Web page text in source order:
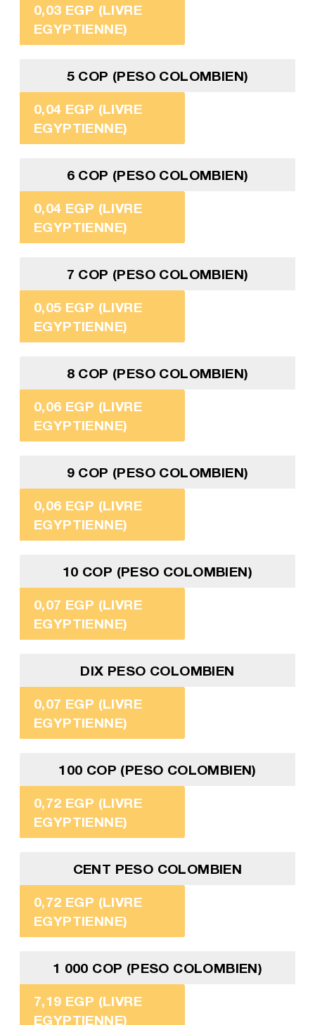
0,03 EGP (LIVRE
EGYPTIENNE)
5 COP (PESO COLOMBIEN)
0,04 EGP (LIVRE
EGYPTIENNE)
6 COP (PESO COLOMBIEN)
0,04 EGP (LIVRE
EGYPTIENNE)
7 COP (PESO COLOMBIEN)
0,05 EGP (LIVRE
EGYPTIENNE)
8 COP (PESO COLOMBIEN)
0,06 EGP (LIVRE
EGYPTIENNE)
9 COP (PESO COLOMBIEN)
0,06 EGP (LIVRE
EGYPTIENNE)
10 COP (PESO COLOMBIEN)
0,07 EGP (LIVRE
EGYPTIENNE)
DIX PESO COLOMBIEN
0,07 EGP (LIVRE
EGYPTIENNE)
100 COP (PESO COLOMBIEN)
0,72 EGP (LIVRE
EGYPTIENNE)
CENT PESO COLOMBIEN
0,72 EGP (LIVRE
EGYPTIENNE)
1 000 COP (PESO COLOMBIEN)
7,19 EGP (LIVRE
EGYPTIENNE)